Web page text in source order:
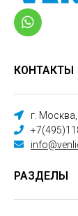
КОНТАКТЫ
г.
РАЗДЕЛЫ